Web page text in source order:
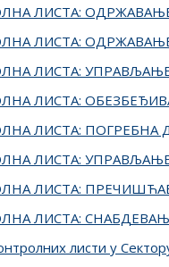
ЛИСТА:
ЛИСТА:
ЛИСТА:
ЛИСТА:
ЛИСТА: ПОГРЕБНА
ЛИСТА:
ЛИСТА:
ЛИСТА:
листи у